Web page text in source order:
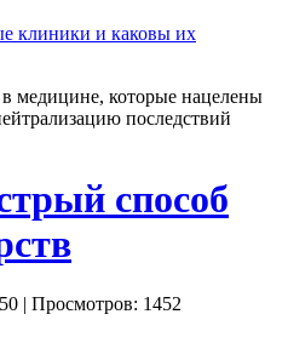
медицине, которые нацелены
последствий
способ
| Просмотров: 1452